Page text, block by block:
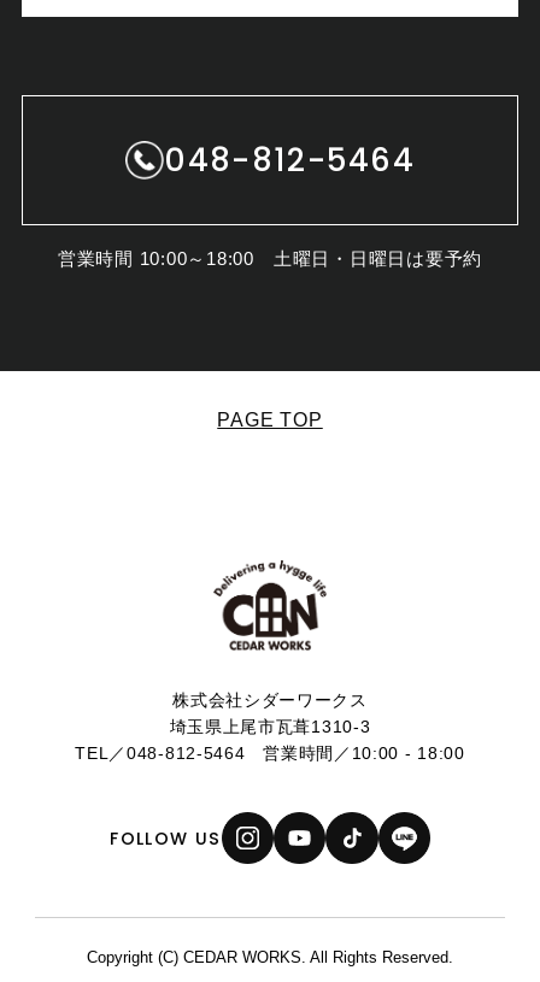
048-812-5464
営業時間 10:00～18:00 土曜日・日曜日は要予約
PAGE TOP
株式会社シダーワークス
埼玉県上尾市瓦葺1310-3
TEL／048-812-5464 営業時間／10:00 - 18:00
FOLLOW US
Copyright (C) CEDAR WORKS. All Rights Reserved.